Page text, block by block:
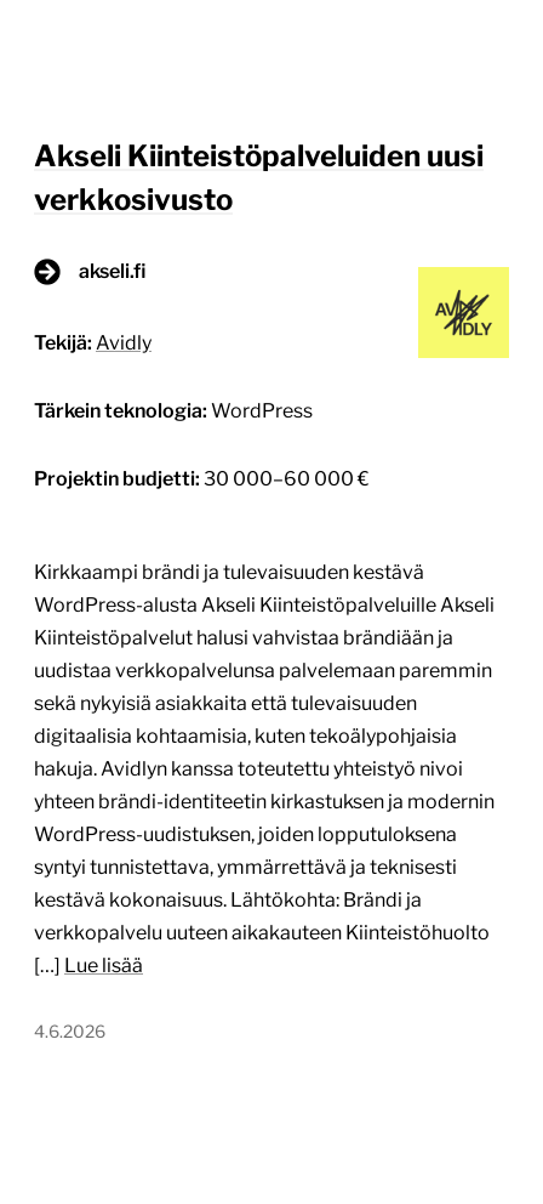
Akseli Kiinteistöpalveluiden uusi
verkkosivusto
akseli.fi
Tekijä: Avidly
Tärkein teknologia: WordPress
Projektin budjetti: 30 000–60 000 €
Kirkkaampi brändi ja tulevaisuuden kestävä
WordPress-alusta Akseli Kiinteistöpalveluille Akseli
Kiinteistöpalvelut halusi vahvistaa brändiään ja
uudistaa verkkopalvelunsa palvelemaan paremmin
sekä nykyisiä asiakkaita että tulevaisuuden
digitaalisia kohtaamisia, kuten tekoälypohjaisia
hakuja. Avidlyn kanssa toteutettu yhteistyö nivoi
yhteen brändi-identiteetin kirkastuksen ja modernin
WordPress-uudistuksen, joiden lopputuloksena
syntyi tunnistettava, ymmärrettävä ja teknisesti
kestävä kokonaisuus. Lähtökohta: Brändi ja
verkkopalvelu uuteen aikakauteen Kiinteistöhuolto
[…] Lue lisää
4.6.2026